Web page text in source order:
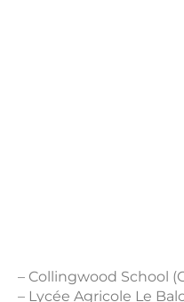
– Collingwood School
– Lycée Agricole Le